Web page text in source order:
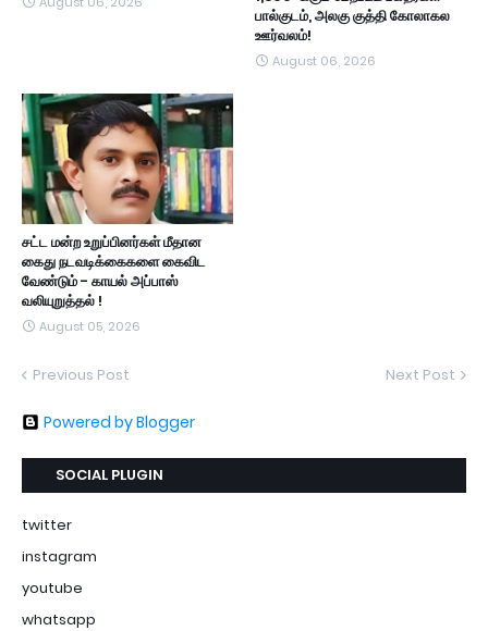
பால்குடம், அலகு குத்தி கோலாகல
ஊர்வலம்!
August 06, 2026
சட்ட மன்ற உறுப்பினர்கள் மீதான
கைது நடவடிக்கைகளை கைவிட
வேண்டும் - காயல் அப்பாஸ்
வலியுறுத்தல் !
August 05, 2026
Previous Post Next Post
Powered by Blogger
SOCIAL PLUGIN
twitter
instagram
youtube
whatsapp